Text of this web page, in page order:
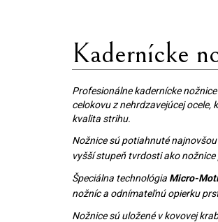
Kadernícke
Profesionálne kadernícke nožnice
celokovu z nehrdzavejúcej
kvalita strihu.
Nožnice sú potiahnuté
vyšší stupeň tvrdosti ako
Špeciálna technológia Micro-
nožníc a odnímateľnú opierku
Nožnice sú uložené v kovovej